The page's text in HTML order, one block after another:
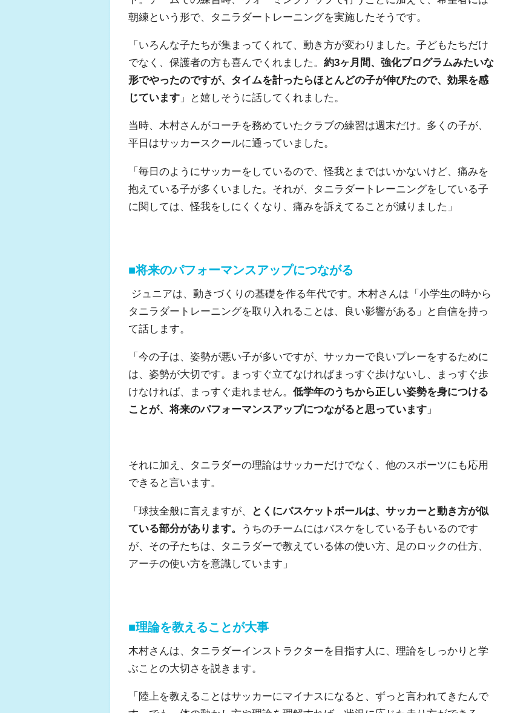
朝練という形で、タニラダートレーニングを実施したそうです。
「いろんな子たちが集まってくれて、動き方が変わりました。子どもたちだけ
でなく、保護者の方も喜んでくれました。 約3ヶ月間、強化プログラムみたいな
形でやったのですが、タイムを計ったらほとんどの子が伸びたので、効果を感
じています 」と嬉しそうに話してくれました。
当時、木村さんがコーチを務めていたクラブの練習は週末だけ。多くの子が、
平日はサッカースクールに通っていました。
「毎日のようにサッカーをしているので、怪我とまではいかないけど、痛みを
抱えている子が多くいました。それが、タニラダートレーニングをしている子
に関しては、怪我をしにくくなり、痛みを訴えてることが減りました」
■将来のパフォーマンスアップにつながる
ジュニアは、動きづくりの基礎を作る年代です。木村さんは「小学生の時から
タニラダートレーニングを取り入れることは、良い影響がある」と自信を持っ
て話します。
「今の子は、姿勢が悪い子が多いですが、サッカーで良いプレーをするために
は、姿勢が大切です。まっすぐ立てなければまっすぐ歩けないし、まっすぐ歩
けなければ、まっすぐ走れません。 低学年のうちから正しい姿勢を身につける
ことが、将来のパフォーマンスアップにつながると思っています 」
それに加え、タニラダーの理論はサッカーだけでなく、他のスポーツにも応用
できると言います。
「球技全般に言えますが、
とくにバスケットボールは、サッカーと動き方が似
ている部分があります。
うちのチームにはバスケをしている子もいるのです
が、その子たちは、タニラダーで教えている体の使い方、足のロックの仕方、
アーチの使い方を意識しています」
■理論を教えることが大事
木村さんは、タニラダーインストラクターを目指す人に、理論をしっかりと学
ぶことの大切さを説きます。
「陸上を教えることはサッカーにマイナスになると、ずっと言われてきたんで